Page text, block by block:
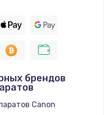
брендов
Canon